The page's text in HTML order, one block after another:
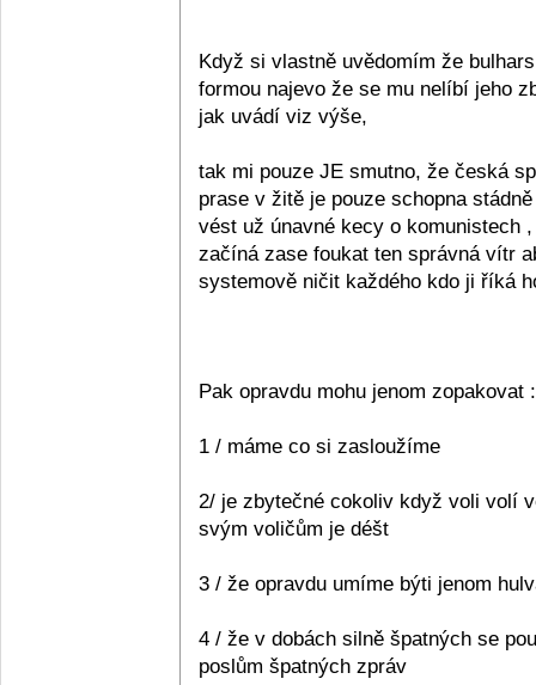
Když si vlastně uvědomím že
formou najevo že se mu nelíbí jeho
jak uvádí viz výše,
tak mi pouze JE smutno, že česká
prase v žitě je pouze schopna
vést už únavné kecy o komunistech
začíná zase foukat ten správná vítr
systemově ničit každého kdo ji říká
Pak opravdu mohu jenom zopakovat :
1 / máme co si zasloužíme
2/ je zbytečné cokoliv když voli volí
svým voličům je déšt
3 / že opravdu umíme býti jenom
4 / že v dobách silně špatných se
poslům špatných zpráv